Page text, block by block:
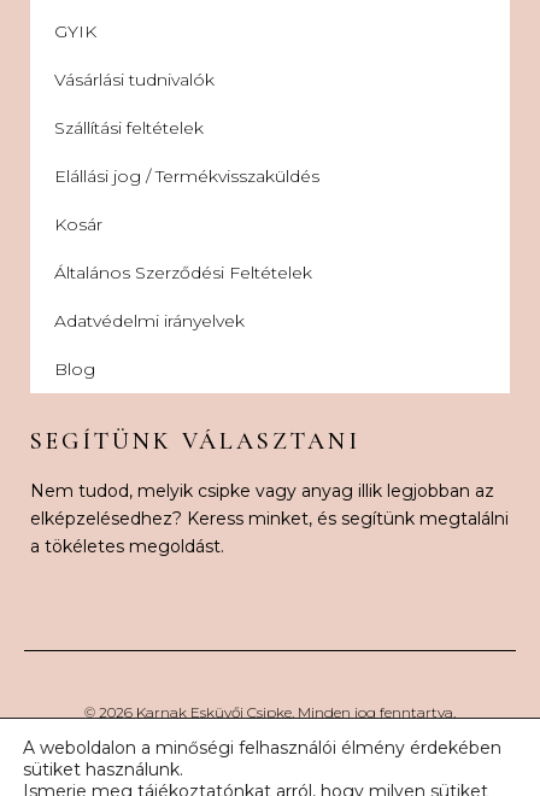
GYIK
Vásárlási tudnivalók
Szállítási feltételek
Elállási jog / Termékvisszaküldés
Kosár
Általános Szerződési Feltételek
Adatvédelmi irányelvek
Blog
SEGÍTÜNK VÁLASZTANI
Nem tudod, melyik csipke vagy anyag illik legjobban az
elképzelésedhez? Keress minket, és segítünk megtalálni
a tökéletes megoldást.
© 2026 Karnak Esküvői Csipke. Minden jog fenntartva.
A weboldalon a minőségi felhasználói élmény érdekében
sütiket használunk.
Ismerje meg tájékoztatónkat arról, hogy milyen sütiket